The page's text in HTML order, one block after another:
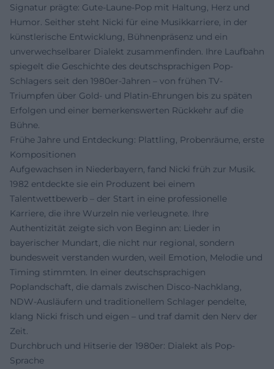
Signatur prägte: Gute-Laune-Pop mit Haltung, Herz und
Humor. Seither steht Nicki für eine Musikkarriere, in der
künstlerische Entwicklung, Bühnenpräsenz und ein
unverwechselbarer Dialekt zusammenfinden. Ihre Laufbahn
spiegelt die Geschichte des deutschsprachigen Pop-
Schlagers seit den 1980er-Jahren – von frühen TV-
Triumpfen über Gold- und Platin-Ehrungen bis zu späten
Erfolgen und einer bemerkenswerten Rückkehr auf die
Bühne.
Frühe Jahre und Entdeckung: Plattling, Probenräume, erste
Kompositionen
Aufgewachsen in Niederbayern, fand Nicki früh zur Musik.
1982 entdeckte sie ein Produzent bei einem
Talentwettbewerb – der Start in eine professionelle
Karriere, die ihre Wurzeln nie verleugnete. Ihre
Authentizität zeigte sich von Beginn an: Lieder in
bayerischer Mundart, die nicht nur regional, sondern
bundesweit verstanden wurden, weil Emotion, Melodie und
Timing stimmten. In einer deutschsprachigen
Poplandschaft, die damals zwischen Disco-Nachklang,
NDW-Ausläufern und traditionellem Schlager pendelte,
klang Nicki frisch und eigen – und traf damit den Nerv der
Zeit.
Durchbruch und Hitserie der 1980er: Dialekt als Pop-
Sprache